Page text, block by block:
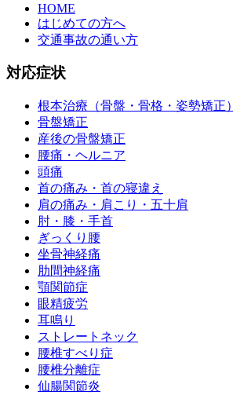
HOME
はじめての方へ
交通事故の通い方
対応症状
根本治療（骨盤・骨格・姿勢矯正）
骨盤矯正
産後の骨盤矯正
腰痛・ヘルニア
頭痛
首の痛み・首の寝違え
肩の痛み・肩こり・五十肩
肘・膝・手首
ぎっくり腰
坐骨神経痛
肋間神経痛
顎関節症
眼精疲労
耳鳴り
ストレートネック
腰椎すべり症
腰椎分離症
仙腸関節炎